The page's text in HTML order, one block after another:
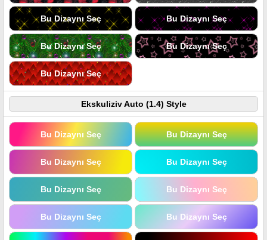
Bu Dizaynı Seç Bu Dizaynı Seç
Bu Dizaynı Seç Bu Dizaynı Seç
Bu Dizaynı Seç
Ekskuliziv Auto (1.4) Style
Bu Dizaynı Seç Bu Dizaynı Seç
Bu Dizaynı Seç Bu Dizaynı Seç
Bu Dizaynı Seç Bu Dizaynı Seç
Bu Dizaynı Seç Bu Dizaynı Seç